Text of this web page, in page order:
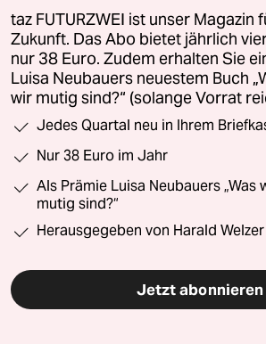
taz FUTURZWEI ist unser Magazin
Zukunft. Das Abo bietet jährlich
nur 38 Euro. Zudem erhalten Sie
Luisa Neubauers neuestem Buch
wir mutig sind?“ (solange Vorrat
Jedes Quartal neu in Ihrem
Nur 38 Euro im Jahr
Als Prämie Luisa Neubauers „Was
mutig sind?“
Herausgegeben von Harald Welzer
Jetzt abonnieren